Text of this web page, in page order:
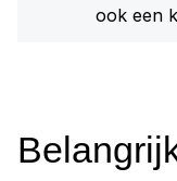
ook een